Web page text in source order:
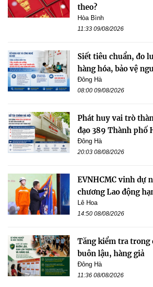
theo?
Hòa Bình
11:33 09/08/2026
Siết tiêu chuẩn, đo
hàng hóa, bảo vệ
Đông Hà
08:00 09/08/2026
Phát huy vai trò
đạo 389 Thành phố
Đông Hà
20:03 08/08/2026
EVNHCMC vinh dự
chương Lao động
Lê Hoa
14:50 08/08/2026
Tăng kiểm tra trong
buôn lậu, hàng giả
Đông Hà
11:36 08/08/2026